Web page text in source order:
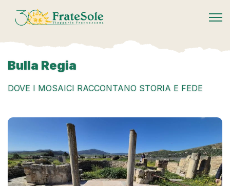
FrateSole Viaggeria Francescana
Bulla Regia
DOVE I MOSAICI RACCONTANO STORIA E FEDE